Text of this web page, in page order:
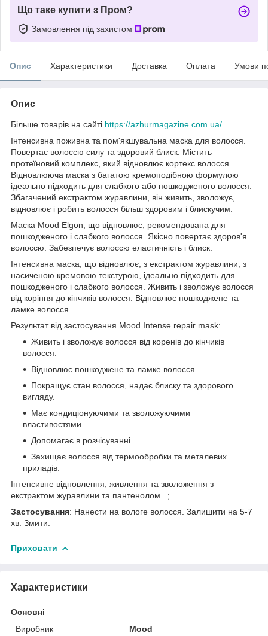
Що таке купити з Пром?
Замовлення під захистом
Опис Характеристики Доставка Оплата Умови
Опис
Більше товарів на сайті https://azhurmagazine.com.ua/
Інтенсивна поживна та пом'якшувальна маска для волосся.
Повертає волоссю силу та здоровий блиск. Містить
протеїновий комплекс, який відновлює кортекс волосся.
Відновлююча маска з багатою кремоподібною формулою
ідеально підходить для слабкого або пошкодженого волосся.
Збагачений екстрактом журавлини, він живить, зволожує,
відновлює і робить волосся більш здоровим і блискучим.
Маска Mood Elgon, що відновлює, рекомендована для
пошкодженого і слабкого волосся. Якісно повертає здоров'я
волоссю. Забезпечує волоссю еластичність і блиск.
Інтенсивна маска, що відновлює, з екстрактом журавлини, з
насиченою кремовою текстурою, ідеально підходить для
пошкодженого і слабкого волосся. Живить і зволожує волосся
від коріння до кінчиків волосся. Відновлює пошкоджене та
ламке волосся.
Результат від застосування Mood Intense repair mask:
Живить і зволожує волосся від коренів до кінчиків
волосся.
Відновлює пошкоджене та ламке волосся.
Покращує стан волосся, надає блиску та здорового
вигляду.
Має кондиціонуючими та зволожуючими
властивостями.
Допомагає в розчісуванні.
Захищає волосся від термообробки та металевих
приладів.
Інтенсивне відновлення, живлення та зволоження з
екстрактом журавлини та пантенолом. ;
Застосування: Нанести на вологе волосся. Залишити на 5-7
хв. Змити.
Приховати
Характеристики
Основні
Виробник
Mood